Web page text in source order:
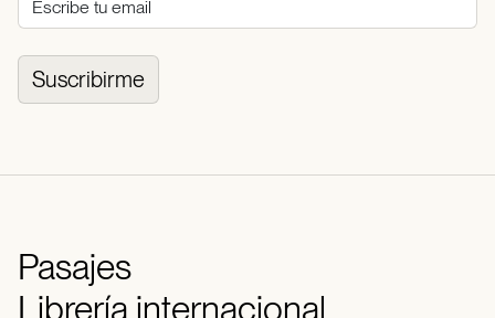
Suscribirme
Pasajes
Librería internacional